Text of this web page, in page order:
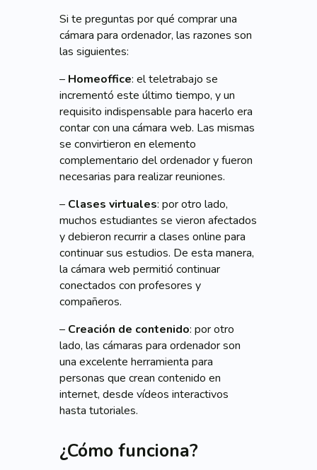
Si te preguntas por qué comprar una
cámara para ordenador, las razones son
las siguientes:
– Homeoffice: el teletrabajo se
incrementó este último tiempo, y un
requisito indispensable para hacerlo era
contar con una cámara web. Las mismas
se convirtieron en elemento
complementario del ordenador y fueron
necesarias para realizar reuniones.
– Clases virtuales: por otro lado,
muchos estudiantes se vieron afectados
y debieron recurrir a clases online para
continuar sus estudios. De esta manera,
la cámara web permitió continuar
conectados con profesores y
compañeros.
– Creación de contenido: por otro
lado, las cámaras para ordenador son
una excelente herramienta para
personas que crean contenido en
internet, desde vídeos interactivos
hasta tutoriales.
¿Cómo funciona?